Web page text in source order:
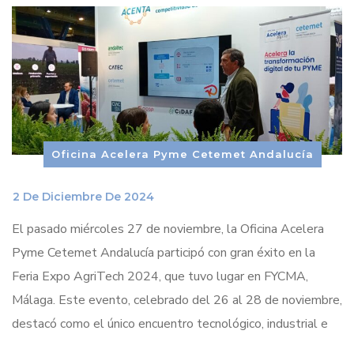
Oficina Acelera Pyme Cetemet Andalucía
_
2 De Diciembre De 2024
El pasado miércoles 27 de noviembre, la Oficina Acelera
Pyme Cetemet Andalucía participó con gran éxito en la
Feria Expo AgriTech 2024, que tuvo lugar en FYCMA,
Málaga. Este evento, celebrado del 26 al 28 de noviembre,
destacó como el único encuentro tecnológico, industrial e